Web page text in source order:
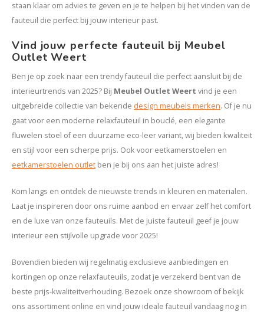
staan klaar om advies te geven en je te helpen bij het vinden van de
fauteuil die perfect bij jouw interieur past.
Vind jouw perfecte fauteuil bij Meubel
Outlet Weert
Ben je op zoek naar een trendy fauteuil die perfect aansluit bij de
interieurtrends van 2025? Bij Meubel Outlet Weert vind je een
uitgebreide collectie van bekende design meubels merken. Of je nu
gaat voor een moderne relaxfauteuil in bouclé, een elegante
fluwelen stoel of een duurzame eco-leer variant, wij bieden kwaliteit
en stijl voor een scherpe prijs. Ook voor eetkamerstoelen en
eetkamerstoelen outlet ben je bij ons aan het juiste adres!
Kom langs en ontdek de nieuwste trends in kleuren en materialen.
Laat je inspireren door ons ruime aanbod en ervaar zelf het comfort
en de luxe van onze fauteuils. Met de juiste fauteuil geef je jouw
interieur een stijlvolle upgrade voor 2025!
Bovendien bieden wij regelmatig exclusieve aanbiedingen en
kortingen op onze relaxfauteuils, zodat je verzekerd bent van de
beste prijs-kwaliteitverhouding. Bezoek onze showroom of bekijk
ons assortiment online en vind jouw ideale fauteuil vandaag nog in